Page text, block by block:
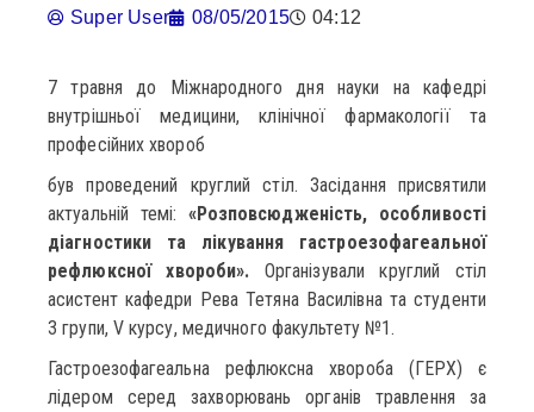
Super User 08/05/2015 04:12
7 травня до Міжнародного дня науки на кафедрі
внутрішньої медицини, клінічної фармакології та
професійних хвороб
був проведений круглий стіл. Засідання присвятили
актуальній темі: «Розповсюдженість, особливості
діагностики та лікування гастроезофагеальної
рефлюксної хвороби». Організували круглий стіл
асистент кафедри Рева Тетяна Василівна та студенти
3 групи, V курсу, медичного факультету №1.
Гастроезофагеальна рефлюксна хвороба (ГЕРХ) є
лідером серед захворювань органів травлення за